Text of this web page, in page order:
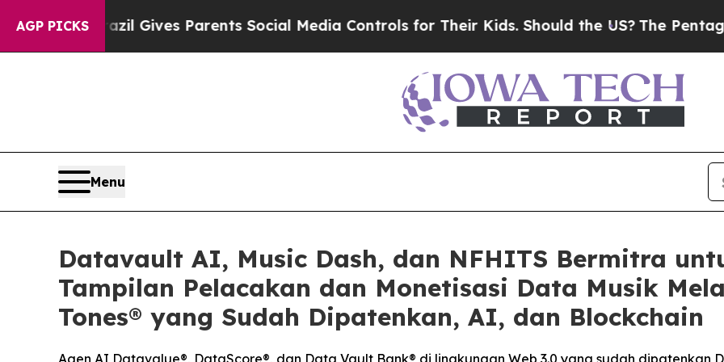
AGP PICKS
Brazil Gives Parents Social Media Controls for Their Kids. Should the US?The Pentagon Is
Menu
Datavault AI, Music Dash, dan NFHITS Bermitra
Tampilan Pelacakan dan Monetisasi Data Musik
Tones® yang Sudah Dipatenkan, AI, dan Blockchain